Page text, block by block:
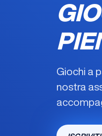
Giochi a
nostra